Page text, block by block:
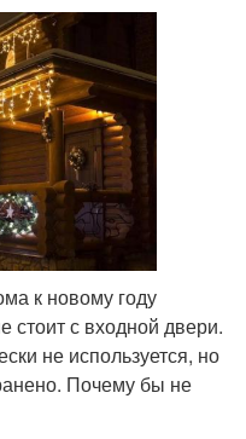
к новому году
стоит с входной двери.
не используется, но
Почему бы не